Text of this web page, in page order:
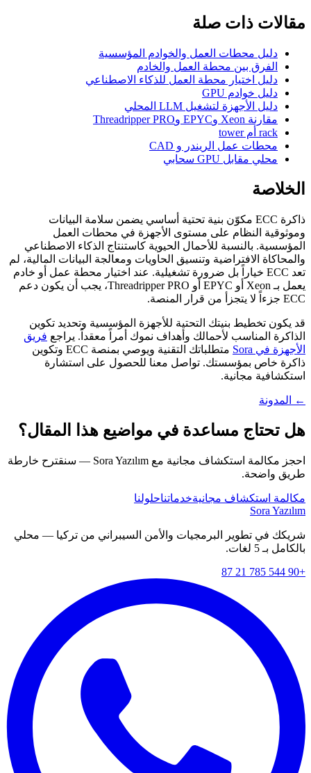
مقالات ذات صلة
دليل محطات العمل والخوادم المؤسسية
الفرق بين محطة العمل والخادم
دليل اختيار محطة العمل للذكاء الاصطناعي
دليل خوادم GPU
دليل الأجهزة لتشغيل LLM المحلي
مقارنة Xeon وEPYC وThreadripper PRO
rack أم tower
محطات عمل الريندر و CAD
محلي مقابل GPU سحابي
الخلاصة
ذاكرة ECC مكوّن بنية تحتية أساسي يضمن سلامة البيانات
وموثوقية النظام على مستوى الأجهزة في محطات العمل
المؤسسية. بالنسبة للأحمال الحيوية كاستنتاج الذكاء الاصطناعي
والمحاكاة الافتراضية وتنسيق الحاويات ومعالجة البيانات المالية، لم
تعد ECC خياراً بل ضرورة تشغيلية. عند اختيار محطة عمل أو خادم
يعمل بـ Xeon أو EPYC أو Threadripper PRO، يجب أن يكون دعم
ECC جزءاً لا يتجزأ من قرار المنصة.
قد يكون تخطيط بنيتك التحتية للأجهزة المؤسسية وتحديد تكوين
الذاكرة المناسب لأحمالك وأهداف نموك أمراً معقداً. يراجع فريق
الأجهزة في Sora
متطلباتك التقنية ويوصي بمنصة ECC وتكوين
ذاكرة خاص بمؤسستك. تواصل معنا للحصول على استشارة
استكشافية مجانية.
← المدونة
هل تحتاج مساعدة في مواضيع هذا المقال؟
احجز مكالمة استكشاف مجانية مع Sora Yazılım — سنقترح خارطة
طريق واضحة.
مكالمة استكشاف مجانيةخدماتناحلولنا
Sora Yazılım
شريكك في تطوير البرمجيات والأمن السيبراني من تركيا — محلي
بالكامل بـ 5 لغات.
+90 544 785 21 87